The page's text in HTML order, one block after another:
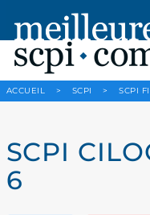
ACCUEIL > SCPI > SCPI
SCPI
6